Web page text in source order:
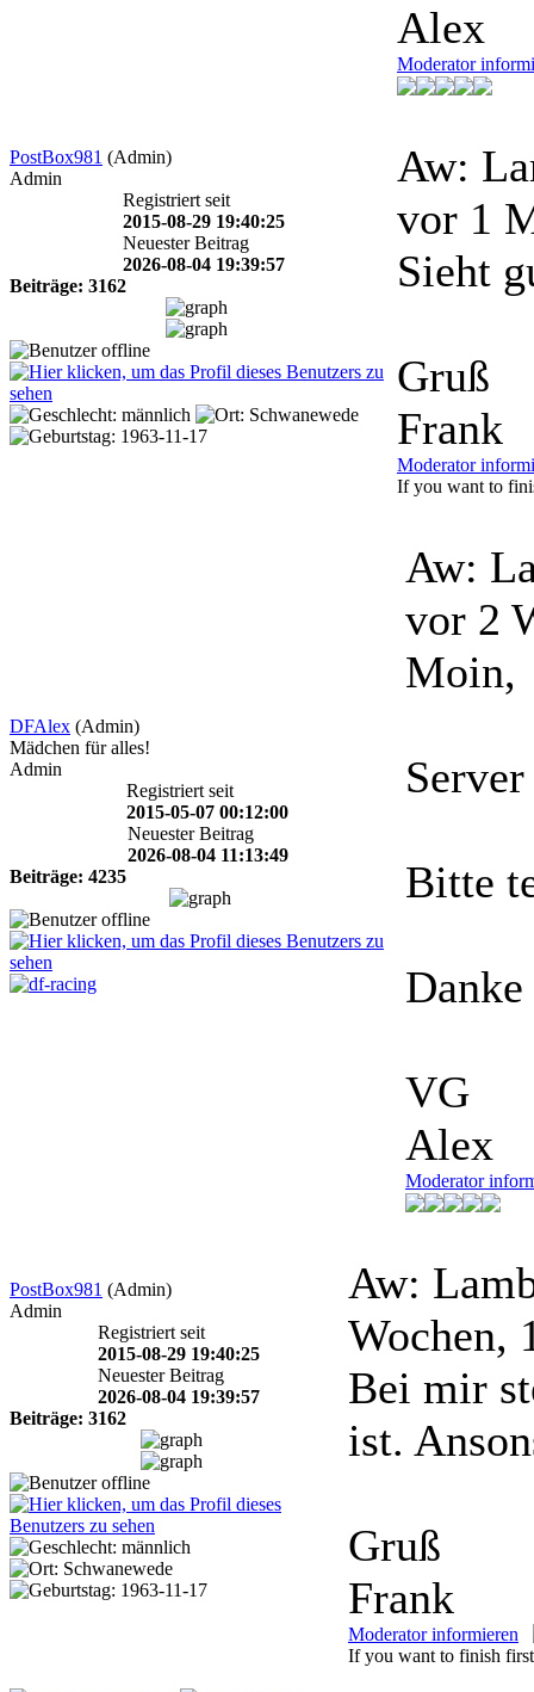
Alex
Moderator
PostBox981 (Admin)
Admin
Registriert seit
2015-08-29 19:40:25
Neuester Beitrag
2026-08-04 19:39:57
Beiträge: 3162
Aw:
vor 1
Sieht
Gruß
Frank
Moderator
If you want to
DFAlex (Admin)
Mädchen für alles!
Admin
Registriert seit
2015-05-07 00:12:00
Neuester Beitrag
2026-08-04 11:13:49
Beiträge: 4235
Aw:
vor 2
Moin,
Bitte
Danke
VG
Alex
Moderator
PostBox981 (Admin)
Admin
Registriert seit
2015-08-29 19:40:25
Neuester Beitrag
2026-08-04 19:39:57
Beiträge: 3162
Aw:
Wochen,
Bei mir
ist.
Gruß
Frank
Moderator informieren
If you want to finish